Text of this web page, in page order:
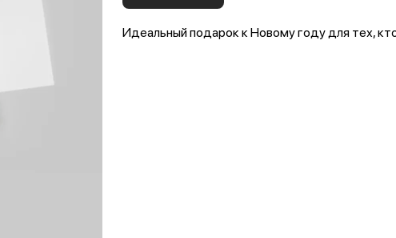
Идеальный подарок к Новому году для тех,